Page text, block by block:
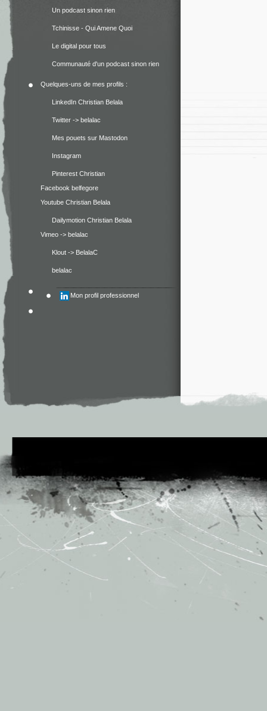
Un podcast sinon rien
Tchinisse - Qui Amene Quoi
Le digital pour tous
Communauté d'un podcast sinon rien
Quelques-uns de mes profils :
LinkedIn Christian Belala
Twitter -> belalac
Mes pouets sur Mastodon
Instagram
Pinterest Christian
Facebook belfegore
Youtube Christian Belala
Dailymotion Christian Belala
Vimeo -> belalac
Klout -> BelalaC
belalac
Mon profil professionnel